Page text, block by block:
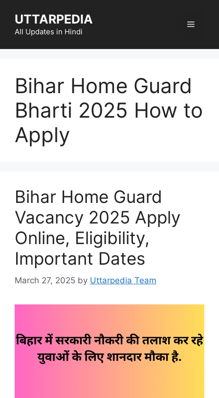
content
UTTARPEDIA
All Updates in Hindi
Menu
Bihar Home Guard
Bharti 2025 How to
Apply
Bihar Home Guard
Vacancy 2025 Apply
Online, Eligibility,
Important Dates
March 27, 2025 by Uttarpedia Team